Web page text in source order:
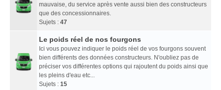
mauvaise, du service après vente aussi bien des constructeurs
que des concessionnaires.
Sujets : 47
Le poids réel de nos fourgons
Ici vous pouvez indiquer le poids réel de vos fourgons souvent
bien différents des données constructeurs. N'oubliez pas de
préciser vos différentes options qui rajoutent du poids ainsi que
les pleins d'eau etc...
Sujets : 15